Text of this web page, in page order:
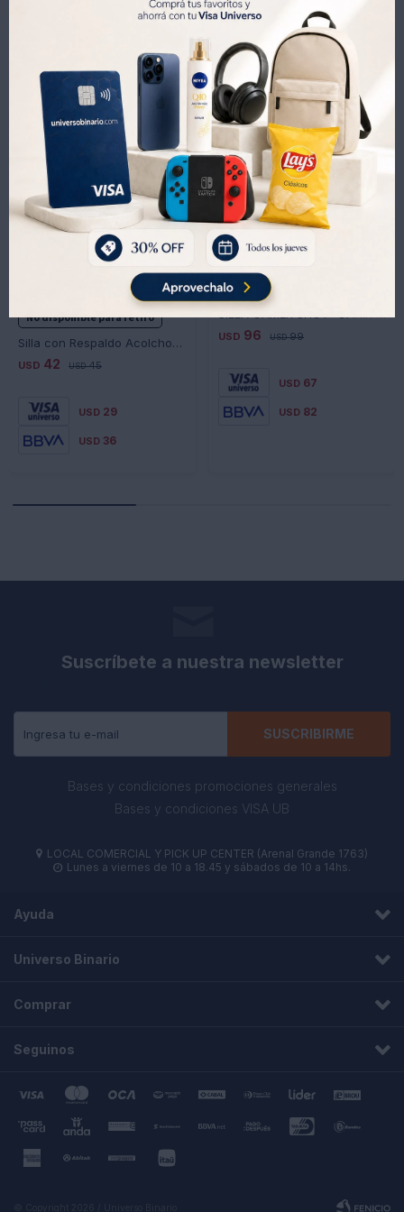
Peso máximo: Soporta hasta 145 kg (uso recomendado 130
Alta durabilidad: Materiales premium, resistentes al desgaste
y diseñados para uso prolongado
Funciones adicionales:
- Respaldo reclinable entre 90° y 135°
- Diseño ergonómico con soporte completo para cabeza,
espalda y piernas
- Giro 360°
Medidas de la silla (aprox.):
- Altura ajustable del asiento: 40 – 48 cm
- Ancho del respaldo: 51 cm
- Alto del respaldo: 75 cm
- Ancho del asiento: 48 cm
- Profundidad del asiento: 52 cm
Productos que te pueden interesar
No disponible para retiro
Silla con Respaldo Acolchonada Patas Cromadas 826-2 - NEGRO
USD 42 USD 45
USD 29
USD 36
USD 96 USD 99
USD 67
USD 82
Suscríbete a nuestra newsletter
SUSCRIBIRME
Bases y condiciones promociones generales
Bases y condiciones VISA UB
 LOCAL COMERCIAL Y PICK UP CENTER (Arenal Grande 1763)
 Lunes a viernes de 10 a 18.45 y sábados de 10 a 14hs.
Ayuda
Universo Binario
Comprar
Seguinos